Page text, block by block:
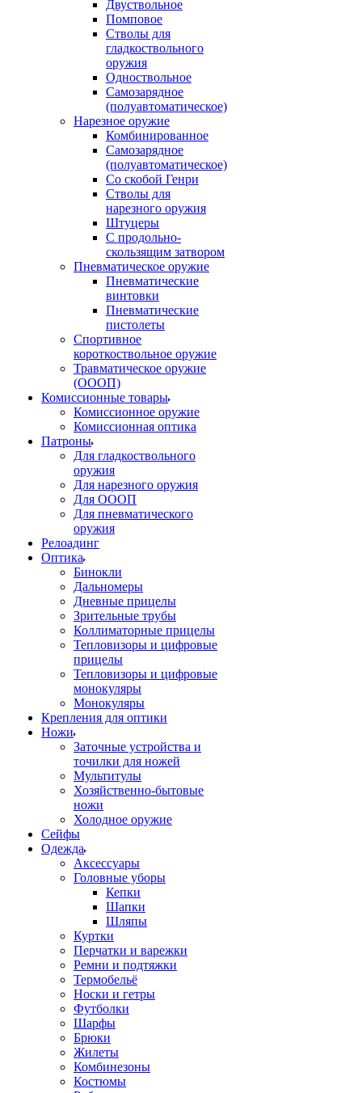
Двуствольное
Помповое
Стволы для
гладкоствольного
оружия
Одноствольное
Самозарядное
(полуавтоматическое)
Нарезное оружие
Комбинированное
Самозарядное
(полуавтоматическое)
Со скобой Генри
Стволы для
нарезного оружия
Штуцеры
С продольно-
скользящим затвором
Пневматическое оружие
Пневматические
винтовки
Пневматические
пистолеты
Спортивное
короткоствольное оружие
Травматическое оружие
(ОООП)
Комиссионные товары
Комиссионное оружие
Комиссионная оптика
Патроны
Для гладкоствольного
оружия
Для нарезного оружия
Для ОООП
Для пневматического
оружия
Релоадинг
Оптика
Бинокли
Дальномеры
Дневные прицелы
Зрительные трубы
Коллиматорные прицелы
Тепловизоры и цифровые
прицелы
Тепловизоры и цифровые
монокуляры
Монокуляры
Крепления для оптики
Ножи
Заточные устройства и
точилки для ножей
Мультитулы
Хозяйственно-бытовые
ножи
Холодное оружие
Сейфы
Одежда
Аксессуары
Головные уборы
Кепки
Шапки
Шляпы
Куртки
Перчатки и варежки
Ремни и подтяжки
Термобельё
Носки и гетры
Футболки
Шарфы
Брюки
Жилеты
Комбинезоны
Костюмы